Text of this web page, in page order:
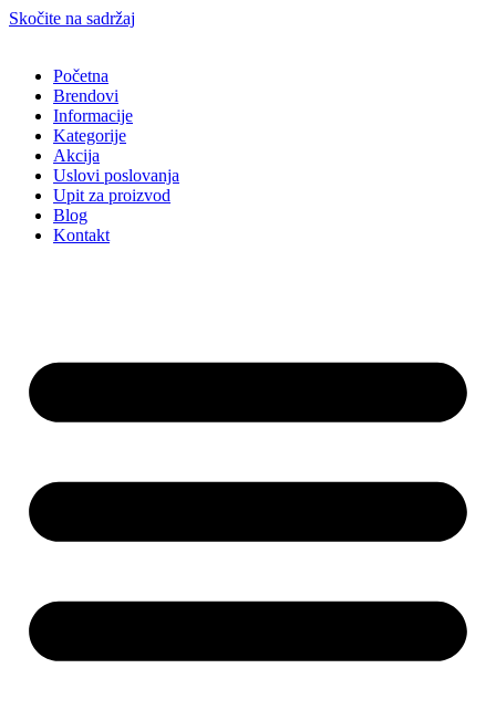
Skočite na sadržaj
Početna
Brendovi
Informacije
Kategorije
Akcija
Uslovi poslovanja
Upit za proizvod
Blog
Kontakt